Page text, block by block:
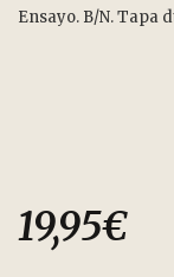
Ensayo. B/N. Tapa
19,95€